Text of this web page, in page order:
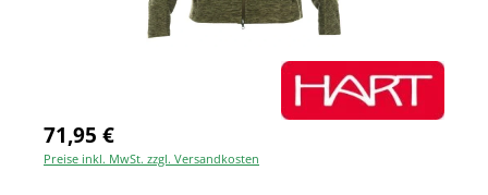
71,95 €
Preise inkl. MwSt. zzgl. Versandkosten